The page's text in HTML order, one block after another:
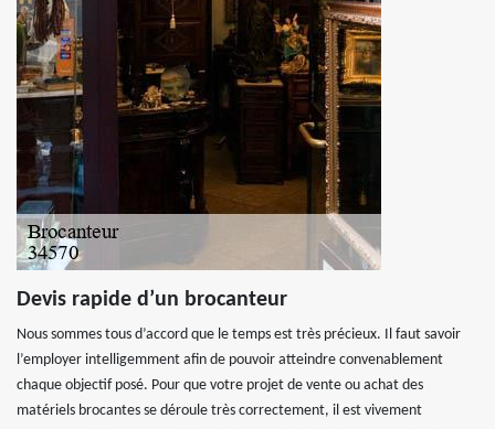
Devis rapide d’un brocanteur
Nous sommes tous d’accord que le temps est très précieux. Il faut savoir
l’employer intelligemment afin de pouvoir atteindre convenablement
chaque objectif posé. Pour que votre projet de vente ou achat des
matériels brocantes se déroule très correctement, il est vivement